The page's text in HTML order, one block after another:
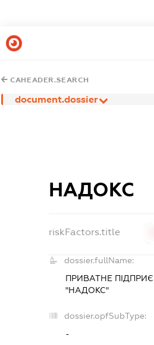
CAHEADER.SEARCH
document.dossier
НАДОКС
riskFactors.title
dossier.fullName:
ПРИВАТНЕ
"НАДОКС"
dossier.opfSubType:
-